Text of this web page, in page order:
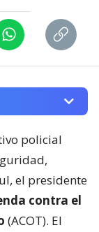
policial
el presidente
contra el
(ACOT). El